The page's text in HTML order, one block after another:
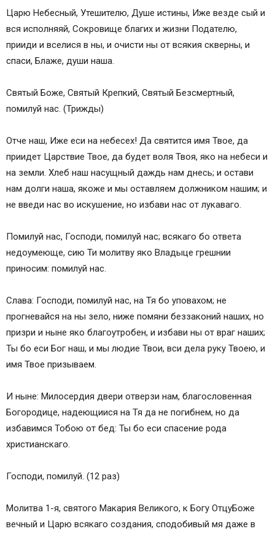
Царю Небесный, Утешителю, Душе истины, Иже везде сый и
вся исполняяй, Сокровище благих и жизни Подателю,
прииди и вселися в ны, и очисти ны от всякия скверны, и
спаси, Блаже, души наша.
Святый Боже, Святый Крепкий, Святый Безсмертный,
помилуй нас. (Трижды)
Отче наш, Иже еси на небесех! Да святится имя Твое, да
приидет Царствие Твое, да будет воля Твоя, яко на небеси и
на земли. Хлеб наш насущный даждь нам днесь; и остави
нам долги наша, якоже и мы оставляем должником нашим; и
не введи нас во искушение, но избави нас от лукаваго.
Помилуй нас, Господи, помилуй нас; всякаго бо ответа
недоумеюще, сию Ти молитву яко Владыце грешнии
приносим: помилуй нас.
Слава: Господи, помилуй нас, на Тя бо уповахом; не
прогневайся на ны зело, ниже помяни беззаконий наших, но
призри и ныне яко благоутробен, и избави ны от враг наших;
Ты бо еси Бог наш, и мы людие Твои, вси дела руку Твоею, и
имя Твое призываем.
И ныне: Милосердия двери отверзи нам, благословенная
Богородице, надеющиися на Тя да не погибнем, но да
избавимся Тобою от бед: Ты бо еси спасение рода
христианскаго.
Господи, помилуй. (12 раз)
Молитва 1-я, святого Макария Великого, к Богу ОтцуБоже
вечный и Царю всякаго создания, сподобивый мя даже в